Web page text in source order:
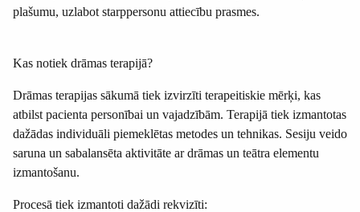
plašumu, uzlabot starppersonu attiecību prasmes.
Kas notiek drāmas terapijā?
Drāmas terapijas sākumā tiek izvirzīti terapeitiskie mērķi, kas
atbilst pacienta personībai un vajadzībām. Terapijā tiek izmantotas
dažādas individuāli piemeklētas metodes un tehnikas. Sesiju veido
saruna un sabalansēta aktivitāte ar drāmas un teātra elementu
izmantošanu.
Procesā tiek izmantoti dažādi rekvizīti: